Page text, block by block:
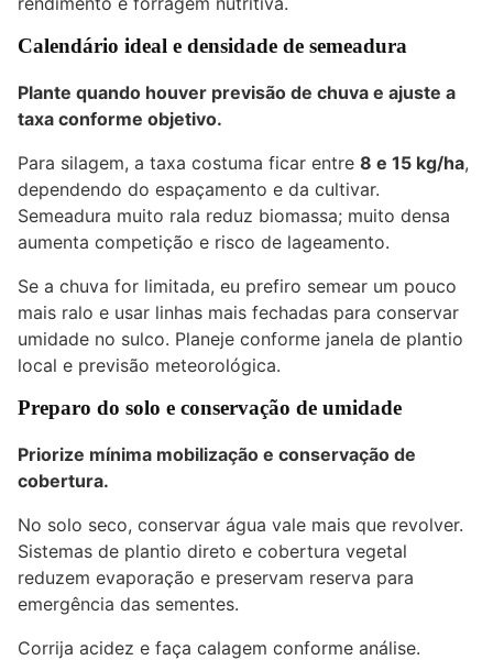
Calendário ideal e densidade de semeadura
Plante quando houver previsão de chuva e ajuste a
taxa conforme objetivo.
Para silagem, a taxa costuma ficar entre 8 e 15 kg/ha,
dependendo do espaçamento e da cultivar.
Semeadura muito rala reduz biomassa; muito densa
aumenta competição e risco de lageamento.
Se a chuva for limitada, eu prefiro semear um pouco
mais ralo e usar linhas mais fechadas para conservar
umidade no sulco. Planeje conforme janela de plantio
local e previsão meteorológica.
Preparo do solo e conservação de umidade
Priorize mínima mobilização e conservação de
cobertura.
No solo seco, conservar água vale mais que revolver.
Sistemas de plantio direto e cobertura vegetal
reduzem evaporação e preservam reserva para
emergência das sementes.
Corrija acidez e faça calagem conforme análise.